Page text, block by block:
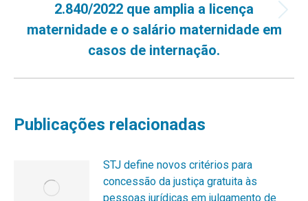
Próximo
post:
2.840/2022 que amplia a licença
maternidade e o salário maternidade em
casos de internação.
Publicações relacionadas
STJ define novos critérios para
concessão da justiça gratuita às
pessoas jurídicas em julgamento de